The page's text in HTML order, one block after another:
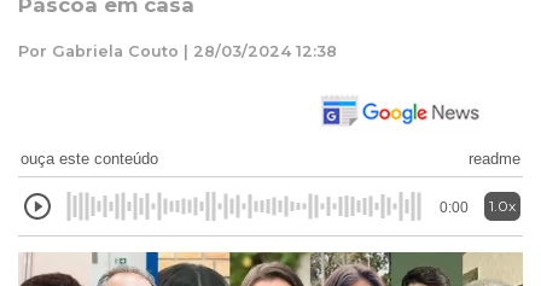
Páscoa em casa
Por Gabriela Couto | 28/03/2024 12:38
ouça este conteúdo readme
0:00 1.0x